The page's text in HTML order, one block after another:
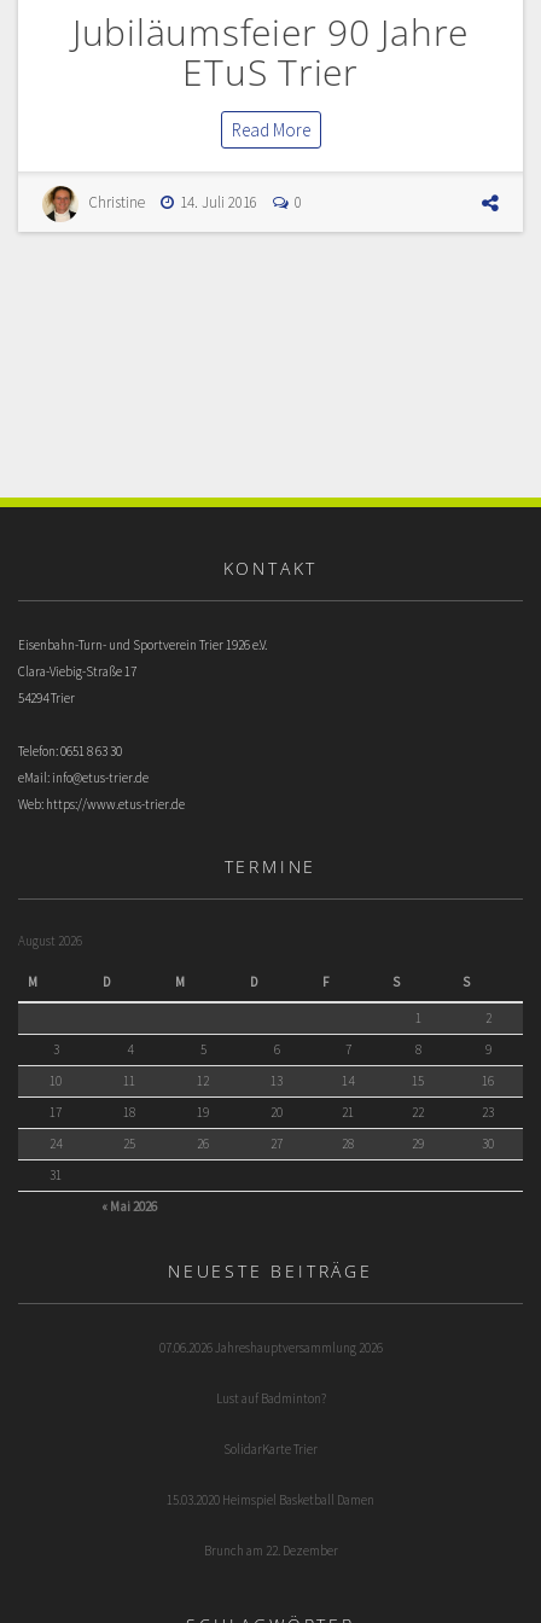
Jubiläumsfeier 90 Jahre
ETuS Trier
Read More
Christine 14. Juli 2016 0
KONTAKT
Eisenbahn-Turn- und Sportverein Trier 1926 e.V.
Clara-Viebig-Straße 17
54294 Trier
Telefon: 0651 8 63 30
eMail: info@etus-trier.de
Web: https://www.etus-trier.de
TERMINE
August 2026
M D M D F S S
« Mai 2026
1
2
3
4 5 6 7 8
9
10
11 12 13 14 15
16
17
18 19 20 21 22
23
24
25 26 27 28 29
30
31
NEUESTE BEITRÄGE
07.06.2026 Jahreshauptversammlung 2026
Lust auf Badminton?
SolidarKarte Trier
15.03.2020 Heimspiel Basketball Damen
Brunch am 22. Dezember